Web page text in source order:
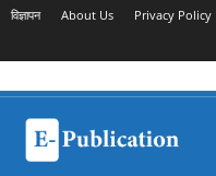
विज्ञापन About Us Privacy Policy